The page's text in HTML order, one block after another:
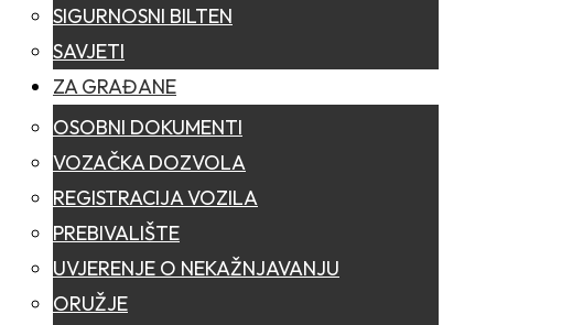
SIGURNOSNI BILTEN
SAVJETI
ZA GRAĐANE
OSOBNI DOKUMENTI
VOZAČKA DOZVOLA
REGISTRACIJA VOZILA
PREBIVALIŠTE
UVJERENJE O NEKAŽNJAVANJU
ORUŽJE